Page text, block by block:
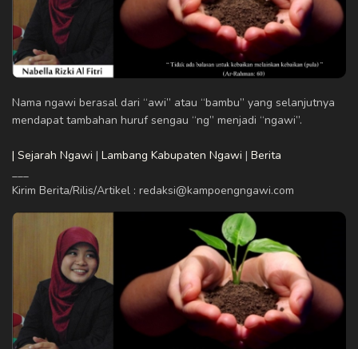
Nama ngawi berasal dari “awi” atau “bambu” yang selanjutnya
mendapat tambahan huruf sengau “ng” menjadi “ngawi”.
| Sejarah Ngawi | Lambang Kabupaten Ngawi | Berita
Kirim Berita/Rilis/Artikel : redaksi@kampoengngawi.com